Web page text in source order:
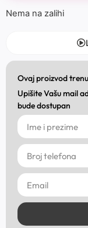
Nema na zalihi
Ovaj proizvod
Upišite Vašu mail
bude dostupan